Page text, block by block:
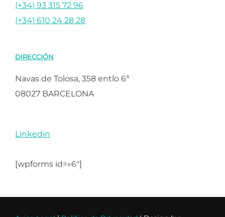
(+34) 93 315 72 96
(+34) 610 24 28 28
DIRECCIÓN
Navas de Tolosa, 358 entlo 6ª
08027 BARCELONA
Linkedin
[wpforms id=»6″]